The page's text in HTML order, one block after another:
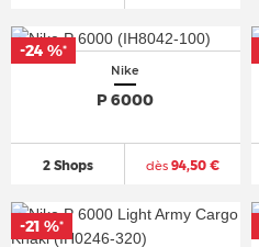
Nike
P 6000
2 Shops dès94,50 €
-24 %*
-21 %*